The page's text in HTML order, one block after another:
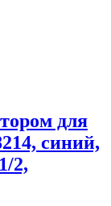
для
синий,
2,